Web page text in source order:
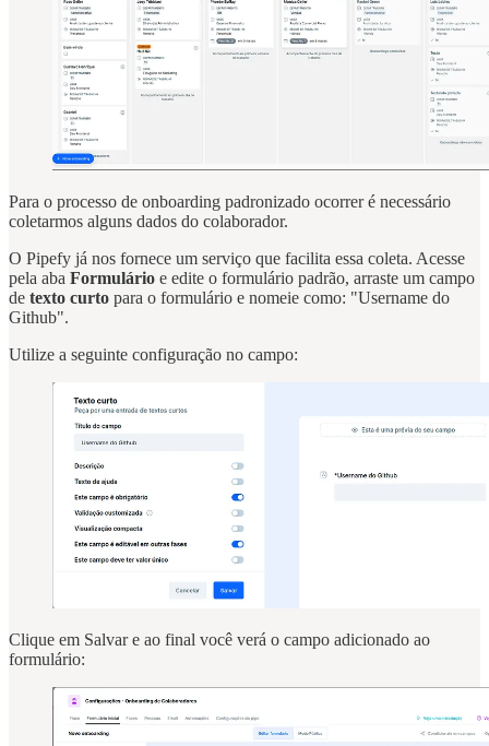
Para o processo de onboarding padronizado ocorrer é necessário
coletarmos alguns dados do colaborador.
O Pipefy já nos fornece um serviço que facilita essa coleta. Acesse
pela aba Formulário e edite o formulário padrão, arraste um campo
de texto curto para o formulário e nomeie como: "Username do
Github".
Utilize a seguinte configuração no campo:
Clique em Salvar e ao final você verá o campo adicionado ao
formulário: